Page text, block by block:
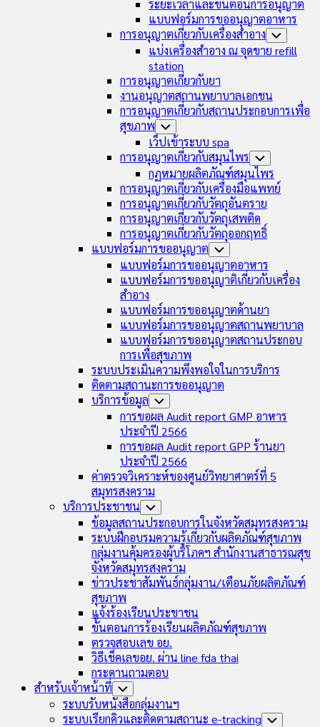
ระยะเวลาและขั้นตอนการอนุญาต
แบบฟอร์มการขออนุญาตอาหาร
การอนุญาตเกี่ยวกับเครื่องสำอาง Toggle
Child
Menu
แบ่งเครื่องสำอาง ณ จุดขาย refill
station
การอนุญาตเกี่ยวกับยา
งานอนุญาตสถานพยาบาลเอกชน
การอนุญาตเกี่ยวกับสถานประกอบการเพื่อ
สุขภาพ Toggle
Child
Menu
เว็ปเข้าระบบ spa
การอนุญาตเกี่ยวกับสมุนไพร Toggle
Child
Menu
กฏหมายผลิตภัณฑ์สมุนไพร
การอนุญาตเกี่ยวกับเครื่องมือแพทย์
การอนุญาตเกี่ยวกับวัตถุอันตราย
การอนุญาตเกี่ยวกับวัตถุเสพติด
การอนุญาตเกี่ยวกับวัตถุออกฤทธิ์
แบบฟอร์มการขออนุญาต Toggle
Child
Menu
แบบฟอร์มการขออนุญาตอาหาร
แบบฟอร์มการขออนุญาติเกี่ยวกับเครื่อง
สำอาง
แบบฟอร์มการขออนุญาตด้านยา
แบบฟอร์มการขออนุญาตสถานพยาบาล
แบบฟอร์มการขออนุญาตสถานประกอบ
การเพื่อสุขภาพ
ระบบประเมินความพึงพอใจในการบริการ
ติดตามสถานะการขออนุญาต
บริการข้อมูล Toggle
Child
Menu
การขอผล Audit report GMP อาหาร
ประจำปี 2566
การขอผล Audit report GPP ร้านยา
ประจำปี 2566
ค่าตรวจวิเคราะห์ของศูนย์วิทยาศาตร์ที่ 5
สมุทรสงคราม
บริการประชาชน Toggle
Child
Menu
ข้อมูลสถานประกอบการในจังหวัดสมุทรสงคราม
ระบบฝึกอบรมความรู้เกี่ยวกับผลิตภัณฑ์สุขภาพ
กลุ่มงานคุ้มครองผู้บริโภคฯ สำนักงานสาธารณสุข
จังหวัดสมุทรสงคราม
ข่าวประชาสัมพันธ์กลุ่มงาน/เตือนภัยผลิตภัณฑ์
สุขภาพ
แจ้งร้องเรียนประชาชน
ขั้นตอนการร้องเรียนผลิตภัณฑ์สุขภาพ
ตรวจสอบเลข อย.
วิธีเช็คเลขอย. ผ่าน line fda thai
กระดานถามตอบ
สำหรับเจ้าหน้าที่ Toggle
Child
Menu
ระบบรับหนังสือกลุ่มงานฯ
ระบบเรียกคิวและติดตามสถานะ e-tracking Toggle